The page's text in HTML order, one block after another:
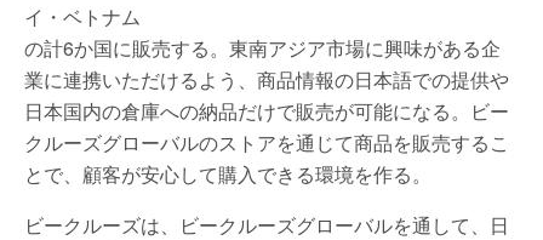
イ・ベトナム
の計6か国に販売する。東南アジア市場に興味がある企
業に連携いただけるよう、商品情報の日本語での提供や
日本国内の倉庫への納品だけで販売が可能になる。ビー
クルーズグローバルのストアを通じて商品を販売するこ
とで、顧客が安心して購入できる環境を作る。
ビークルーズは、ビークルーズグローバルを通して、日